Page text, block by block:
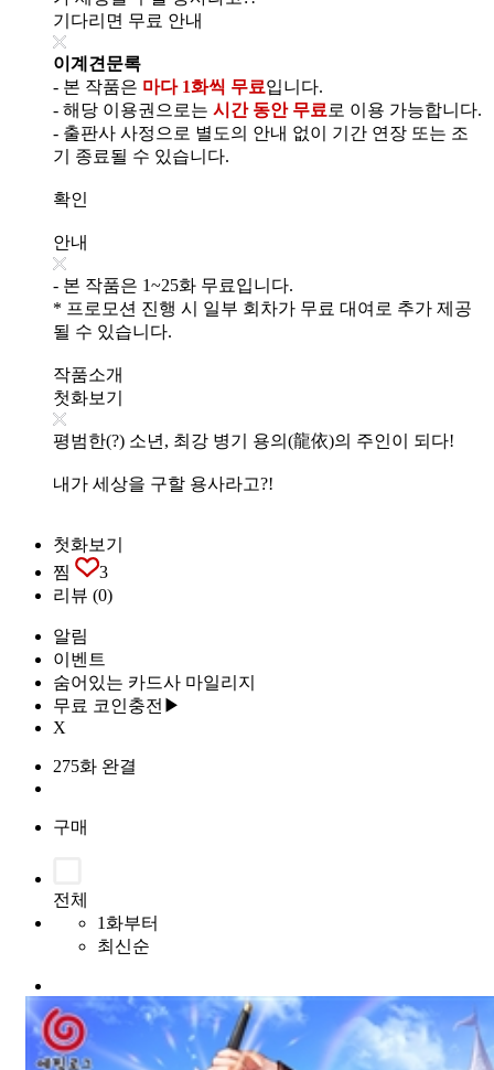
기다리면 무료 안내
이계견문록
- 본 작품은 마다 1화씩 무료입니다.
- 해당 이용권으로는 시간 동안 무료 로 이용 가능합니다.
- 출판사 사정으로 별도의 안내 없이 기간 연장 또는 조
기 종료될 수 있습니다.
확인
안내
- 본 작품은 1~25화 무료입니다.
* 프로모션 진행 시 일부 회차가 무료 대여로 추가 제공
될 수 있습니다.
작품소개
첫화보기
평범한(?) 소년, 최강 병기 용의(龍依)의 주인이 되다!
내가 세상을 구할 용사라고?!
첫화보기
찜
3
리뷰 (0)
알림
이벤트
숨어있는 카드사 마일리지
무료 코인충전▶
X
275화 완결
구매
전체
1화부터
최신순